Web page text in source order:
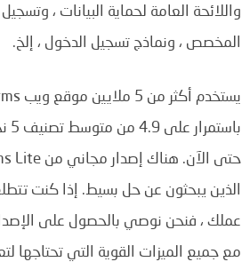
واللائحة العامة لحماية البيانات ،
المخصص ، ونماذج تسجيل الدخول ، إلخ.
الذين يبحثون عن حل بسيط. إذا كنت
عملك ، فنحن نوصي بالحصول على
مع جميع الميزات القوية التي تحتاجها